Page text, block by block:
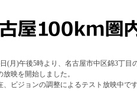
(月)午後5時より、名古屋市中区錦3丁
放映を開始しました。
ビジョンの調整によるテスト放映中で